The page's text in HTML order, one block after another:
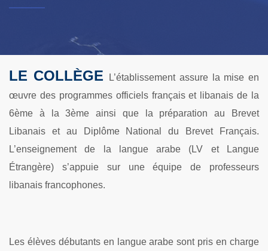
LE COLLÈGE
L’établissement assure la mise en
œuvre des programmes officiels français et libanais de la
6ème à la 3ème ainsi que la préparation au Brevet
Libanais et au Diplôme National du Brevet Français.
L’enseignement de la langue arabe (LV et Langue
Étrangère) s’appuie sur une équipe de professeurs
libanais francophones.
Les élèves débutants en langue arabe sont pris en charge